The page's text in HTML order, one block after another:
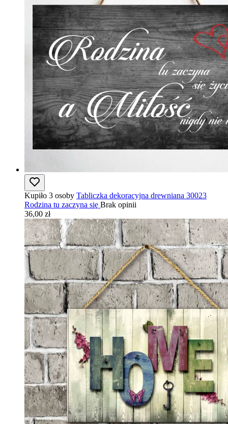
Kupiło 3 osoby Tabliczka dekoracyjna drewniana 30023
Rodzina tu zaczyna się Brak opinii
36,00 zł